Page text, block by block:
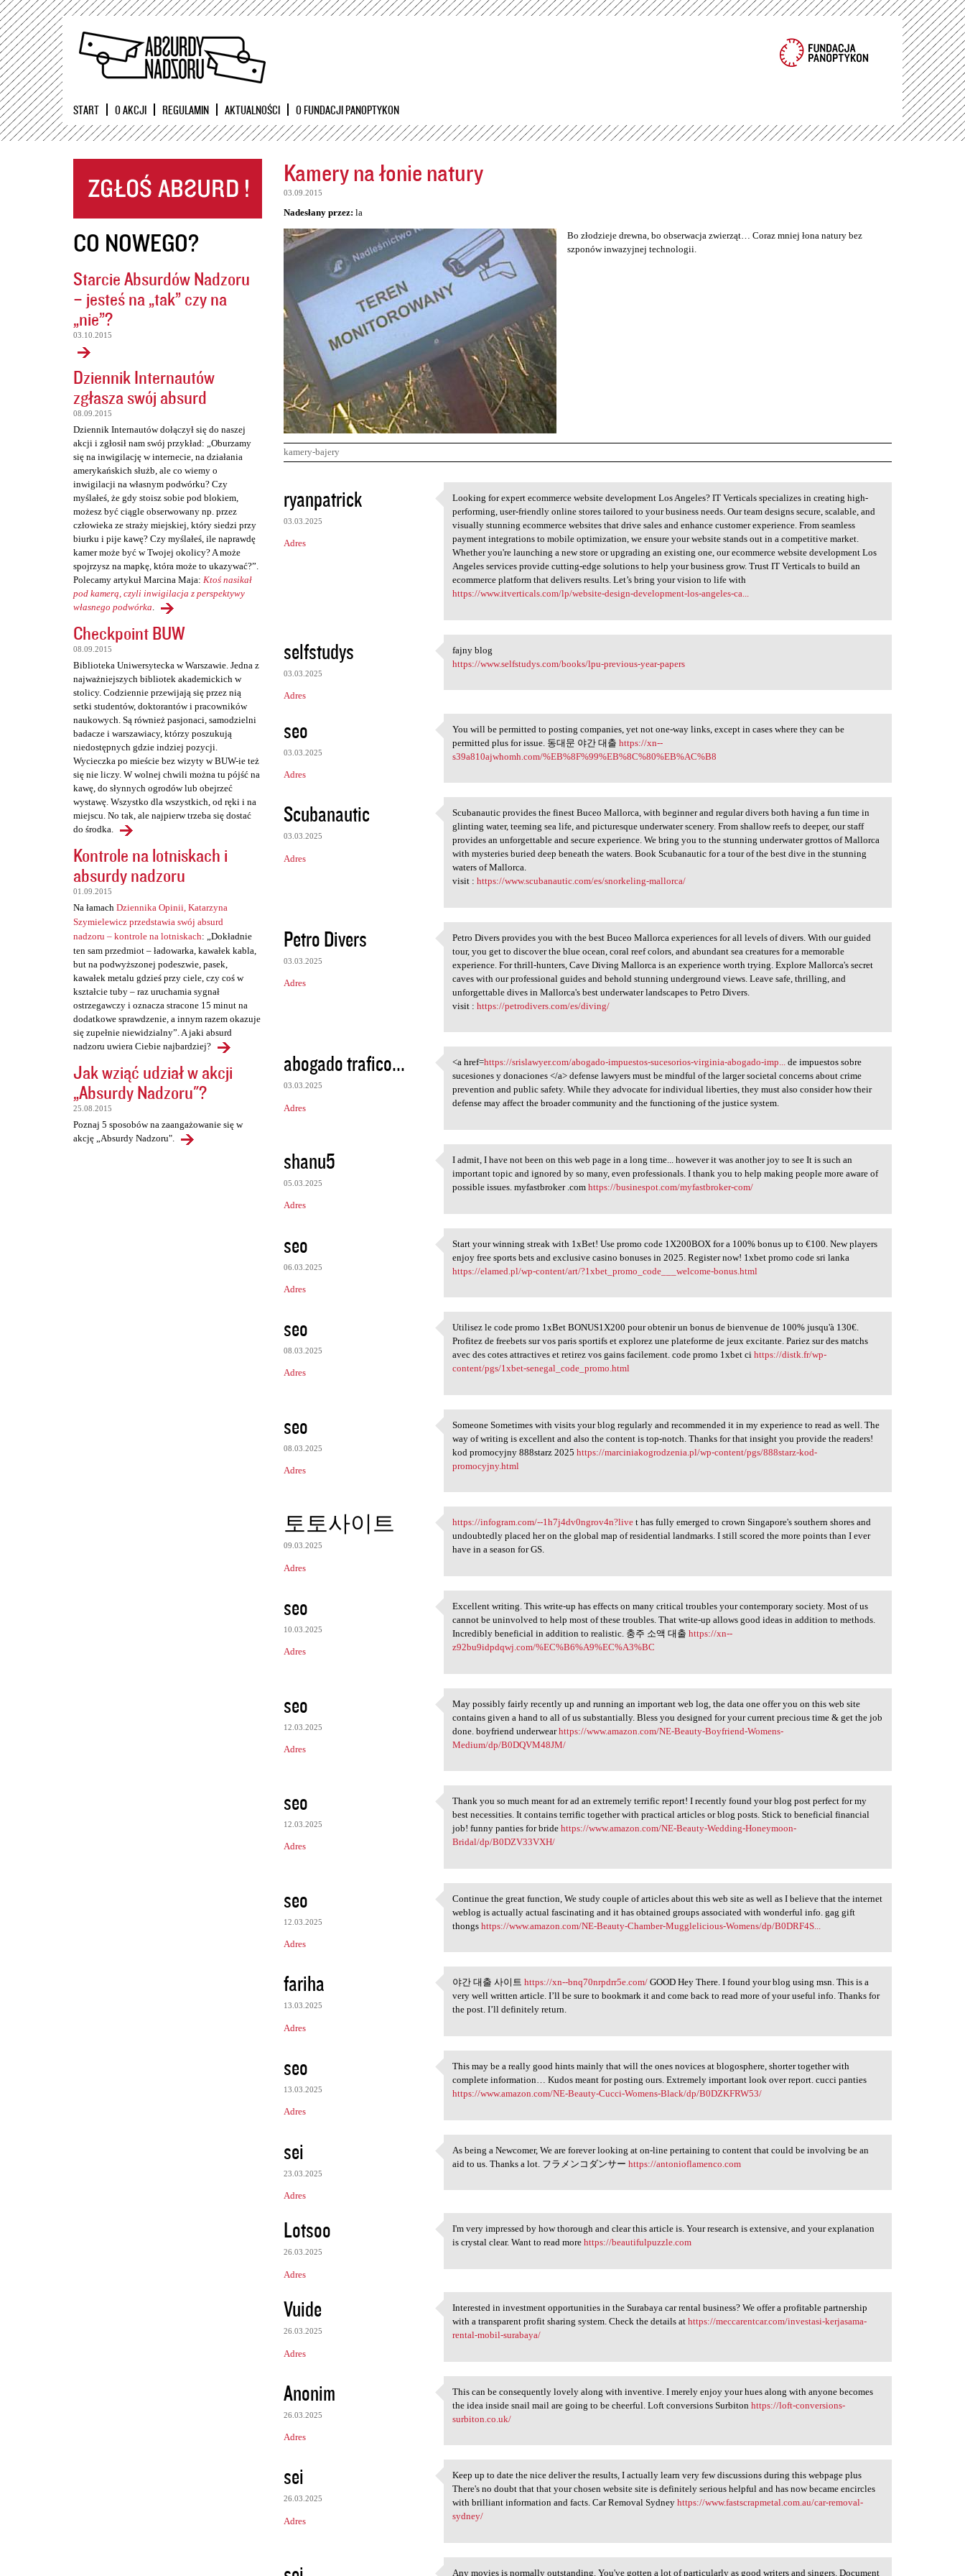
Przejdź
START O AKCJI REGULAMIN AKTUALNOŚCI O FUNDACJI PANOPTYKON
CO NOWEGO?
Starcie Absurdów Nadzoru
– jesteś na „tak” czy na
„nie”?
03.10.2015
Dziennik Internautów
zgłasza swój absurd
08.09.2015
Dziennik Internautów dołączył się do naszej
akcji i zgłosił nam swój przykład: „Oburzamy
się na inwigilację w internecie, na działania
amerykańskich służb, ale co wiemy o
inwigilacji na własnym podwórku? Czy
myślałeś, że gdy stoisz sobie pod blokiem,
możesz być ciągle obserwowany np. przez
człowieka ze straży miejskiej, który siedzi przy
biurku i pije kawę? Czy myślałeś, ile naprawdę
kamer może być w Twojej okolicy? A może
spojrzysz na mapkę, która może to ukazywać?”.
Polecamy artykuł Marcina Maja: Ktoś nasikał
pod kamerą, czyli inwigilacja z perspektywy
własnego podwórka.
Checkpoint BUW
08.09.2015
Biblioteka Uniwersytecka w Warszawie. Jedna z
najważniejszych bibliotek akademickich w
stolicy. Codziennie przewijają się przez nią
setki studentów, doktorantów i pracowników
naukowych. Są również pasjonaci, samodzielni
badacze i warszawiacy, którzy poszukują
niedostępnych gdzie indziej pozycji.
Wycieczka po mieście bez wizyty w BUW-ie też
się nie liczy. W wolnej chwili można tu pójść na
kawę, do słynnych ogrodów lub obejrzeć
wystawę. Wszystko dla wszystkich, od ręki i na
miejscu. No tak, ale najpierw trzeba się dostać
do środka.
Kontrole na lotniskach i
absurdy nadzoru
01.09.2015
Na łamach Dziennika Opinii, Katarzyna
Szymielewicz przedstawia swój absurd
nadzoru – kontrole na lotniskach: „Dokładnie
ten sam przedmiot – ładowarka, kawałek kabla,
but na podwyższonej podeszwie, pasek,
kawałek metalu gdzieś przy ciele, czy coś w
kształcie tuby – raz uruchamia sygnał
ostrzegawczy i oznacza stracone 15 minut na
dodatkowe sprawdzenie, a innym razem okazuje
się zupełnie niewidzialny”. A jaki absurd
nadzoru uwiera Ciebie najbardziej?
Jak wziąć udział w akcji
„Absurdy Nadzoru"?
25.08.2015
Poznaj 5 sposobów na zaangażowanie się w
akcję „Absurdy Nadzoru".
Kamery na łonie natury
03.09.2015
Nadesłany przez: la
Bo złodzieje drewna, bo obserwacja zwierząt… Coraz mniej łona natury bez
szponów inwazyjnej technologii.
kamery-bajery
K
o
m
e
z
e
ryanpatrick
03.03.2025
Adres
Looking for expert ecommerce
Looking for expert ecommerce website development Los Angeles? IT Verticals specializes in creating high-
performing, user-friendly online stores tailored to your business needs. Our team designs secure, scalable, and
visually stunning ecommerce websites that drive sales and enhance customer experience. From seamless
payment integrations to mobile optimization, we ensure your website stands out in a competitive market.
Whether you're launching a new store or upgrading an existing one, our ecommerce website development Los
Angeles services provide cutting-edge solutions to help your business grow. Trust IT Verticals to build an
ecommerce platform that delivers results. Let’s bring your vision to life with
https://www.itverticals.com/lp/website-design-development-los-angeles-ca...
selfstudys
03.03.2025
Adres
fajny blog
fajny blog
https://www.selfstudys.com/books/lpu-previous-year-papers
seo
03.03.2025
Adres
You will be permitted to
You will be permitted to posting companies, yet not one-way links, except in cases where they can be
permitted plus for issue. 동대문 야간 대출https://xn--
s39a810ajwhomh.com/%EB%8F%99%EB%8C%80%EB%AC%B8
Scubanautic
03.03.2025
Adres
Scubanautic provides the
Scubanautic provides the finest Buceo Mallorca, with beginner and regular divers both having a fun time in
glinting water, teeming sea life, and picturesque underwater scenery. From shallow reefs to deeper, our staff
provides an unforgettable and secure experience. We bring you to the stunning underwater grottos of Mallorca
with mysteries buried deep beneath the waters. Book Scubanautic for a tour of the best dive in the stunning
waters of Mallorca.
visit :https://www.scubanautic.com/es/snorkeling-mallorca/
Petro Divers
03.03.2025
Adres
Petro Divers provides you
Petro Divers provides you with the best Buceo Mallorca experiences for all levels of divers. With our guided
tour, you get to discover the blue ocean, coral reef colors, and abundant sea creatures for a memorable
experience. For thrill-hunters, Cave Diving Mallorca is an experience worth trying. Explore Mallorca's secret
caves with our professional guides and behold stunning underground views. Leave safe, thrilling, and
unforgettable dives in Mallorca's best underwater landscapes to Petro Divers.
visit :https://petrodivers.com/es/diving/
abogado trafico...
03.03.2025
Adres
<a href=https://srislawyer
<a href=https://srislawyer.com/abogado-impuestos-sucesorios-virginia-abogado-imp... de impuestos sobre
sucesiones y donaciones </a> defense lawyers must be mindful of the larger societal concerns about crime
prevention and public safety. While they advocate for individual liberties, they must also consider how their
defense may affect the broader community and the functioning of the justice system.
shanu5
05.03.2025
Adres
I admit, I have not been on
I admit, I have not been on this web page in a long time... however it was another joy to see It is such an
important topic and ignored by so many, even professionals. I thank you to help making people more aware of
possible issues. myfastbroker .comhttps://businespot.com/myfastbroker-com/
seo
06.03.2025
Adres
Start your winning streak
Start your winning streak with 1xBet! Use promo code 1X200BOX for a 100% bonus up to €100. New players
enjoy free sports bets and exclusive casino bonuses in 2025. Register now! 1xbet promo code sri lanka
https://elamed.pl/wp-content/art/?1xbet_promo_code___welcome-bonus.html
seo
08.03.2025
Adres
Utilisez le code promo 1xBet
Utilisez le code promo 1xBet BONUS1X200 pour obtenir un bonus de bienvenue de 100% jusqu'à 130€.
Profitez de freebets sur vos paris sportifs et explorez une plateforme de jeux excitante. Pariez sur des matchs
avec des cotes attractives et retirez vos gains facilement. code promo 1xbet cihttps://distk.fr/wp-
content/pgs/1xbet-senegal_code_promo.html
seo
08.03.2025
Adres
Someone Sometimes with visits
Someone Sometimes with visits your blog regularly and recommended it in my experience to read as well. The
way of writing is excellent and also the content is top-notch. Thanks for that insight you provide the readers!
kod promocyjny 888starz 2025https://marciniakogrodzenia.pl/wp-content/pgs/888starz-kod-
promocyjny.html
토토사이트
09.03.2025
Adres
https://infogram.com/-
https://infogram.com/--1h7j4dv0ngrov4n?live t has fully emerged to crown Singapore's southern shores and
undoubtedly placed her on the global map of residential landmarks. I still scored the more points than I ever
have in a season for GS.
seo
10.03.2025
Adres
Excellent writing. This write
Excellent writing. This write-up has effects on many critical troubles your contemporary society. Most of us
cannot be uninvolved to help most of these troubles. That write-up allows good ideas in addition to methods.
Incredibly beneficial in addition to realistic. 충주 소액 대출https://xn--
z92bu9idpdqwj.com/%EC%B6%A9%EC%A3%BC
seo
12.03.2025
Adres
May possibly fairly recently
May possibly fairly recently up and running an important web log, the data one offer you on this web site
contains given a hand to all of us substantially. Bless you designed for your current precious time & get the job
done. boyfriend underwearhttps://www.amazon.com/NE-Beauty-Boyfriend-Womens-
Medium/dp/B0DQVM48JM/
seo
12.03.2025
Adres
Thank you so much meant for
Thank you so much meant for ad an extremely terrific report! I recently found your blog post perfect for my
best necessities. It contains terrific together with practical articles or blog posts. Stick to beneficial financial
job! funny panties for bridehttps://www.amazon.com/NE-Beauty-Wedding-Honeymoon-
Bridal/dp/B0DZV33VXH/
seo
12.03.2025
Adres
Continue the great function,
Continue the great function, We study couple of articles about this web site as well as I believe that the internet
weblog is actually actual fascinating and it has obtained groups associated with wonderful info. gag gift
thongshttps://www.amazon.com/NE-Beauty-Chamber-Mugglelicious-Womens/dp/B0DRF4S...
fariha
13.03.2025
Adres
야간 대출 사이트 https://xn-
야간 대출 사이트https://xn--bnq70nrpdrr5e.com/ GOOD Hey There. I found your blog using msn. This is a
very well written article. I’ll be sure to bookmark it and come back to read more of your useful info. Thanks for
the post. I’ll definitely return.
seo
13.03.2025
Adres
This may be a really good
This may be a really good hints mainly that will the ones novices at blogosphere, shorter together with
complete information… Kudos meant for posting ours. Extremely important look over report. cucci panties
https://www.amazon.com/NE-Beauty-Cucci-Womens-Black/dp/B0DZKFRW53/
sei
23.03.2025
Adres
As being a Newcomer, We are
As being a Newcomer, We are forever looking at on-line pertaining to content that could be involving be an
aid to us. Thanks a lot. フラメンコダンサーhttps://antonioflamenco.com
Lotsoo
26.03.2025
Adres
I'm very impressed by how
I'm very impressed by how thorough and clear this article is. Your research is extensive, and your explanation
is crystal clear. Want to read morehttps://beautifulpuzzle.com
Vuide
26.03.2025
Adres
Interested in investment
Interested in investment opportunities in the Surabaya car rental business? We offer a profitable partnership
with a transparent profit sharing system. Check the details athttps://meccarentcar.com/investasi-kerjasama-
rental-mobil-surabaya/
Anonim
26.03.2025
Adres
This can be consequently
This can be consequently lovely along with inventive. I merely enjoy your hues along with anyone becomes
the idea inside snail mail are going to be cheerful. Loft conversions Surbitonhttps://loft-conversions-
surbiton.co.uk/
sei
26.03.2025
Adres
Keep up to date the nice
Keep up to date the nice deliver the results, I actually learn very few discussions during this webpage plus
There's no doubt that that your chosen website site is definitely serious helpful and has now became encircles
with brilliant information and facts. Car Removal Sydneyhttps://www.fastscrapmetal.com.au/car-removal-
sydney/
Any movies is normally outstanding. You've gotten a lot of particularly as good writers and singers. Document